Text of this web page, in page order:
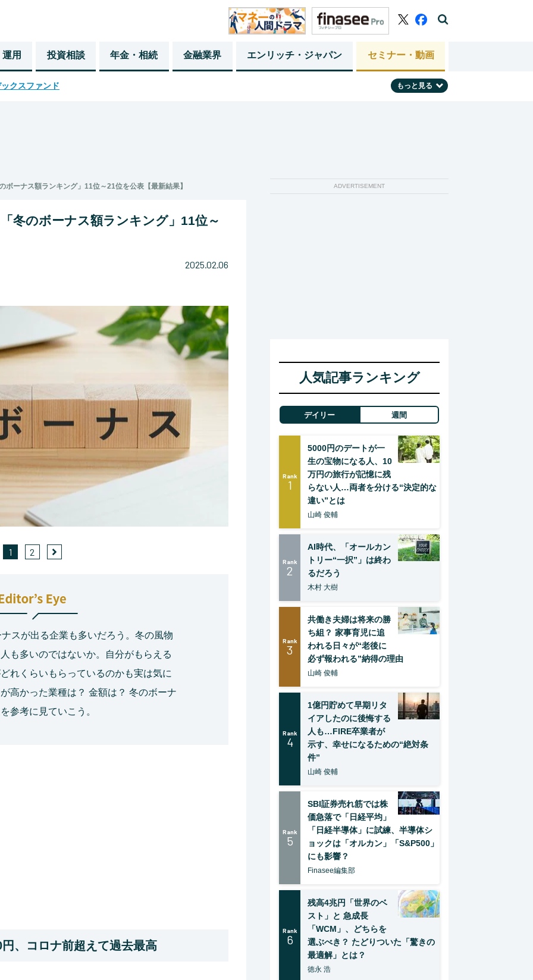
用 投資相談 年金・相続 金融業界 エンリッチ・ジャパン セミナー・動画
クスファンド もっと見る
ボーナス額ランキング」11位～21位を公表【最新結果】
冬のボーナス額ランキング」11位～
2025.02.06
1 2
スが出る企業も多いだろう。冬の風物
も多いのではないか。自分がもらえる
れくらいもらっているのかも実は気に
高かった業種は？ 金額は？ 冬のボーナ
参考に見ていこう。
、コロナ前超えて過去最高
ADVERTISEMENT
人気記事ランキング
デイリー 週間
Rank
1
5000円のデートが一
生の宝物になる人、10
万円の旅行が記憶に残
らない人…両者を分ける“決定的な
違い”とは
山崎 俊輔
Rank
2
AI時代、「オールカン
トリー“一択”」は終わ
るだろう
木村 大樹
Rank
3
共働き夫婦は将来の勝
ち組？ 家事育児に追
われる日々が“老後に
必ず報われる”納得の理由
山崎 俊輔
Rank
4
1億円貯めて早期リタ
イアしたのに後悔する
人も…FIRE卒業者が
示す、幸せになるための“絶対条
件”
山崎 俊輔
Rank
5
SBI証券売れ筋では株
価急落で「日経平均」
「日経半導体」に試練、半導体シ
ョックは「オルカン」「S&P500」
にも影響？
Finasee編集部
Rank
6
残高4兆円「世界のベ
スト」と 急成長
「WCM」、どちらを
選ぶべき？ たどりついた「驚きの
最適解」とは？
徳永 浩